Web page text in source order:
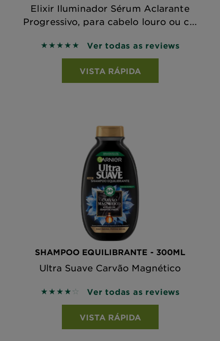
Elixir Iluminador Sérum Aclarante
Progressivo, para cabelo louro ou c...
5 out of 5 stars based on reviews
Ver todas as reviews
VISTA RÁPIDA
SHAMPOO EQUILIBRANTE - 300ML
Ultra Suave Carvão Magnético
4.2143 out of 5 stars based on reviews
Ver todas as reviews
VISTA RÁPIDA